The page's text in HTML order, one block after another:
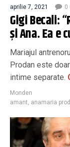
aprilie 7, 2021 0
Gigi Becali:
şi Ana. Ea e
Mariajul
Prodan este
intime separate.
Monden
amant, anamaria